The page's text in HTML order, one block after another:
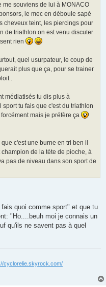
souviens de lui à MONACO
le mec en déboule sapé
cheveux teint, les piercings pour
de triathlon on est venu discuter
rien
quel usurpateur, le coup de
plus que ça, pour se trainer
.
médiatisés tu dis plus à
tu fais que c'est du triathlon
mais je préfère ça
c'est une burne en tri ben il
de la tète de pioche, à
pas de niveau dans son sport de
quoi comme sport" et que tu
"Ho....beuh moi je connais un
qu'ils ne savent pas à quel
cyclorelie.skyrock.com/